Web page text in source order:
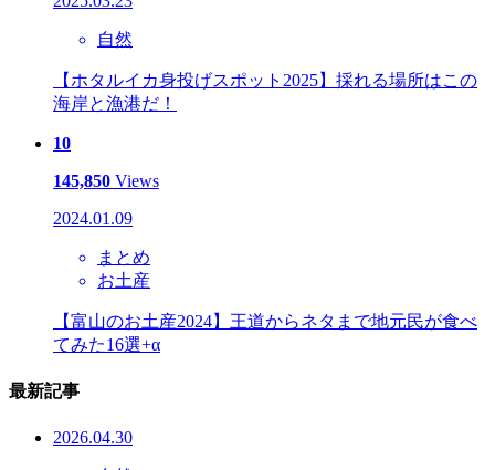
自然
【ホタルイカ身投げスポット2025】採れる場所はこの
海岸と漁港だ！
10
145,850 Views
2024.01.09
まとめ
お土産
【富山のお土産2024】王道からネタまで地元民が食べ
てみた16選+α
最新記事
2026.04.30